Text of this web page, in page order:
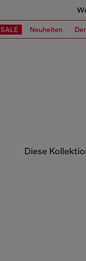
SALE Neuheiten
Diese